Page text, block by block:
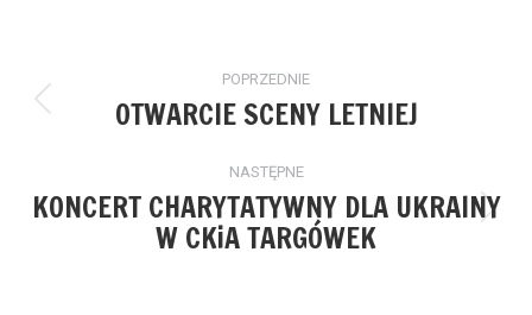
wpisów
POPRZEDNIE
Poprzedni
OTWARCIE SCENY LETNIEJ
NASTĘPNE
Następny
wpis:
KONCERT CHARYTATYWNY DLA UKRAINY
W CKiA TARGÓWEK